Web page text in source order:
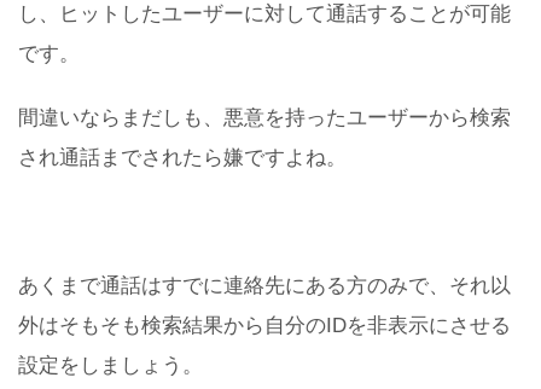
し、ヒットしたユーザーに対して通話することが可能
です。
間違いならまだしも、悪意を持ったユーザーから検索
され通話までされたら嫌ですよね。
あくまで通話はすでに連絡先にある方のみで、それ以
外はそもそも検索結果から自分のIDを非表示にさせる
設定をしましょう。